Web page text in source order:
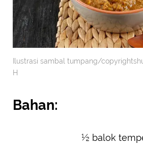
Ilustrasi sambal tumpang/
H
Bahan:
½ balok